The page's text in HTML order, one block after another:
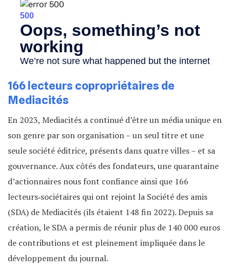
166 lecteurs copropriétaires de
Mediacités
En 2023, Mediacités a continué d’être un média unique en
son genre par son organisation – un seul titre et une
seule société éditrice, présents dans quatre villes – et sa
gouvernance. Aux côtés des fondateurs, une quarantaine
d’actionnaires nous font confiance ainsi que 166
lecteurs‐sociétaires qui ont rejoint la Société des amis
(SDA) de Mediacités (ils étaient 148 fin 2022). Depuis sa
création, le SDA a permis de réunir plus de 140 000 euros
de contributions et est pleinement impliquée dans le
développement du journal.